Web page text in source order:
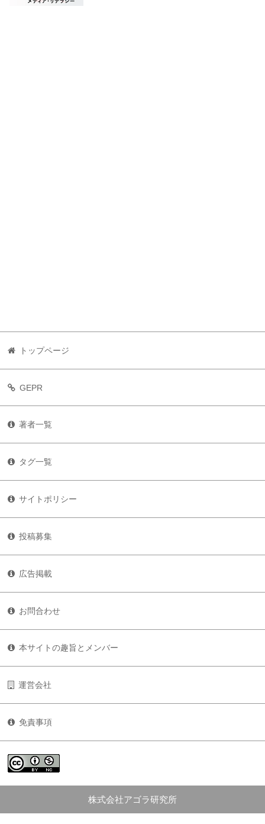
トップページ
GEPR
著者一覧
タグ一覧
サイトポリシー
投稿募集
広告掲載
お問合わせ
本サイトの趣旨とメンバー
運営会社
免責事項
株式会社アゴラ研究所